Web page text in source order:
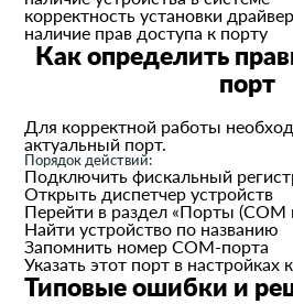
корректность установки
наличие прав доступа к порту
Как определить
порт
Для корректной работы
актуальный порт.
Порядок действий:
Подключить фискальный
Открыть диспетчер устройств
Перейти в раздел «Порты (COM
Найти устройство по названию
Запомнить номер COM-порта
Указать этот порт в настройках
Типовые ошибки и